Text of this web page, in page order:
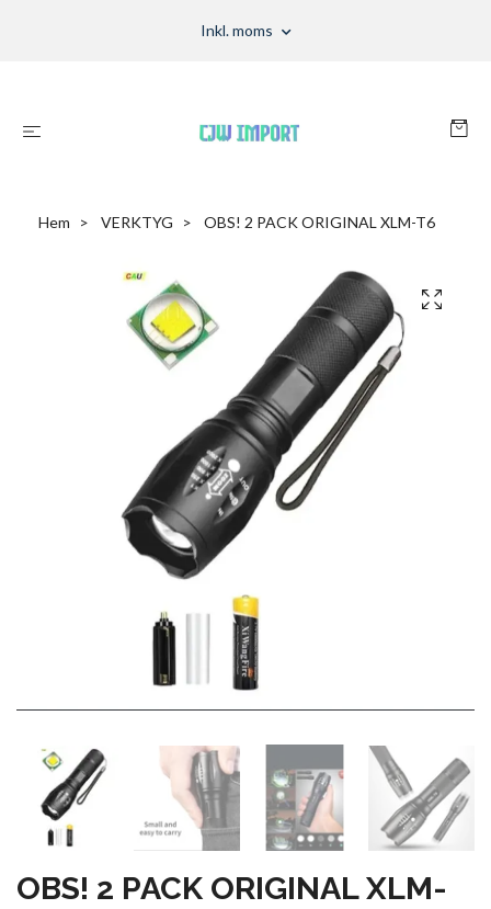
Inkl. moms
Hem VERKTYG OBS! 2 PACK ORIGINAL XLM-T6
OBS! 2 PACK ORIGINAL XLM-